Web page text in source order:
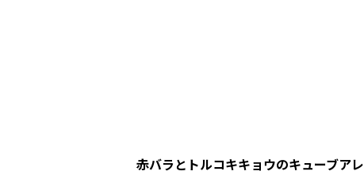
赤バラとトルコキキョウのキューブア